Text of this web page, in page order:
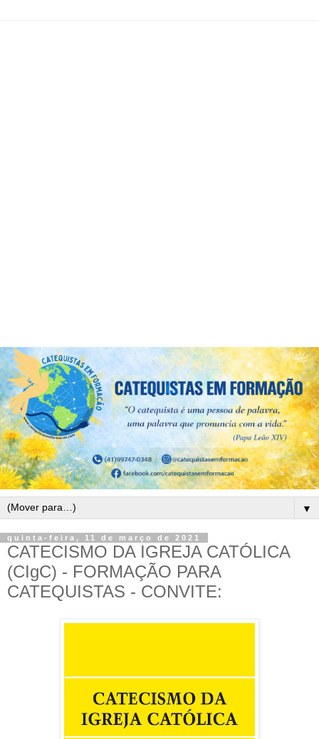
▼
quinta-feira, 11 de março de 2021
CATECISMO DA IGREJA CATÓLICA
(CIgC) - FORMAÇÃO PARA
CATEQUISTAS - CONVITE: